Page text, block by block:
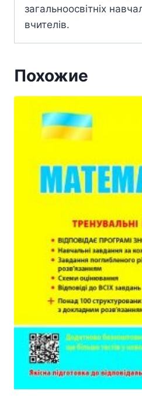
загальноосвітніх
вчителів.
Похожие